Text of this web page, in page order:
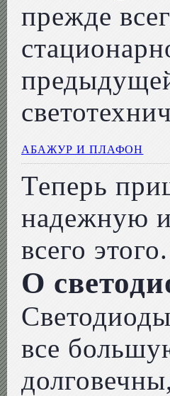
прежде
АБАЖУР И ПЛАФОН
Теперь
надежную
всего этого.
О
все